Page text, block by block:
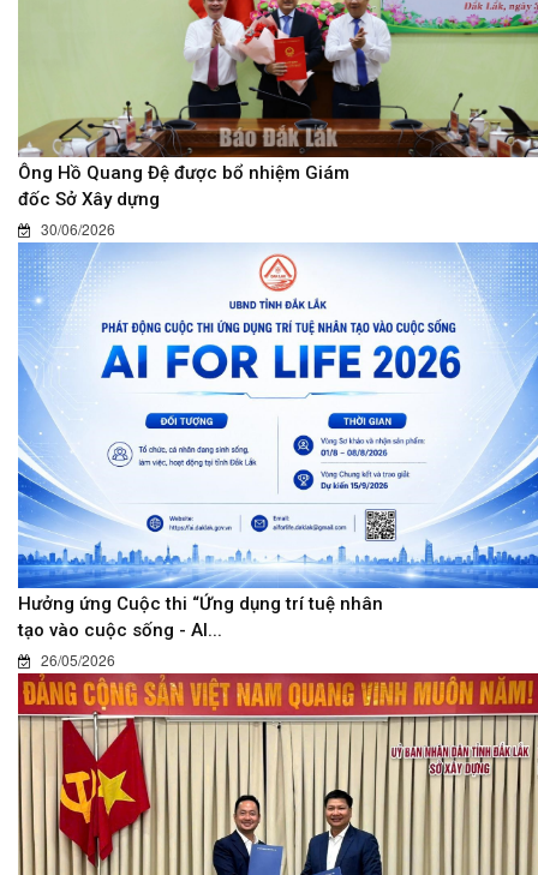
Ông Hồ Quang Đệ được bổ nhiệm Giám
đốc Sở Xây dựng
30/06/2026
Hưởng ứng Cuộc thi “Ứng dụng trí tuệ nhân
tạo vào cuộc sống - AI...
26/05/2026